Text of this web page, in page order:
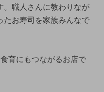
。職人さんに教わりなが
たお寿司を家族みんなで
育にもつながるお店で